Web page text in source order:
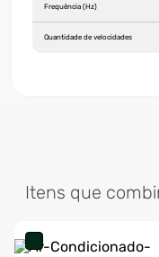
Frequência (Hz)
Quantidade de velocidades
Itens que